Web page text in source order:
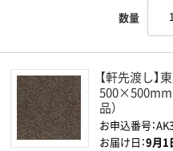
数量
【軒先渡し】
500×500mm
品）
お申込番号：
お届け日：9月1